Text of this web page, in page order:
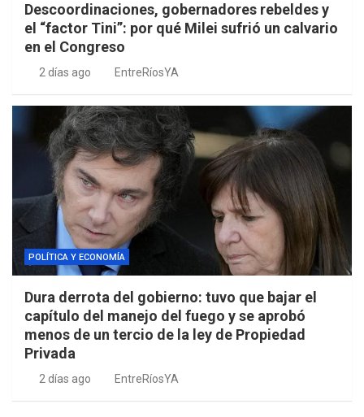
Descoordinaciones, gobernadores rebeldes y
el “factor Tini”: por qué Milei sufrió un calvario
en el Congreso
2 días ago EntreRíosYA
POLÍTICA Y ECONOMÍA
Dura derrota del gobierno: tuvo que bajar el
capítulo del manejo del fuego y se aprobó
menos de un tercio de la ley de Propiedad
Privada
2 días ago EntreRíosYA